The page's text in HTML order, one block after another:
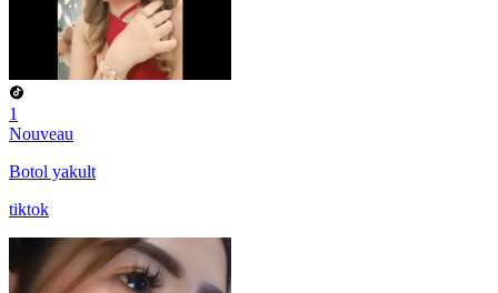
1
Nouveau
Botol yakult
tiktok